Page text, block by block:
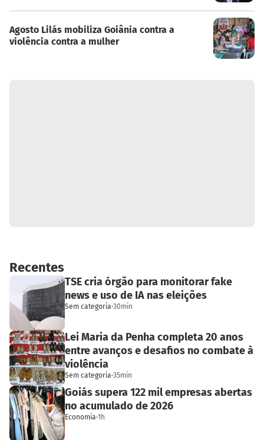
Agosto Lilás mobiliza Goiânia contra a
violência contra a mulher
Recentes
TSE cria órgão para monitorar fake
news e uso de IA nas eleições
Sem categoria·30min
Lei Maria da Penha completa 20 anos
entre avanços e desafios no combate à
violência
Sem categoria·35min
Goiás supera 122 mil empresas abertas
no acumulado de 2026
Economia·1h